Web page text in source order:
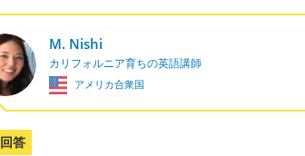
M. Nishi
カリフォルニア育ちの英語講師
アメリカ合衆国
回答